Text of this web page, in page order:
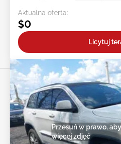
Aktualna oferta:
$0
Licytuj
Przesuń w prawo,
więcej zdjęć